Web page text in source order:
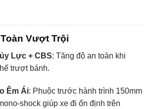
Vượt Trội
Lực + CBS: Tăng độ an toàn khi
trượt bánh.
Êm Ái: Phuộc trước hành trình 150mm
shock giúp xe đi ổn định trên